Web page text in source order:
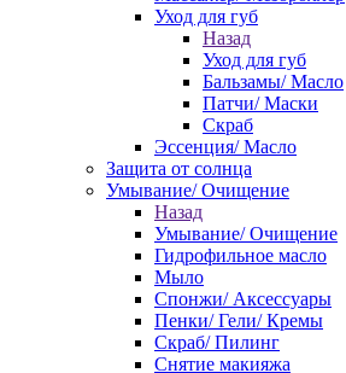
Уход для губ
Назад
Уход для губ
Бальзамы/ Масло
Патчи/ Маски
Скраб
Эссенция/ Масло
Защита от солнца
Умывание/ Очищение
Назад
Умывание/ Очищение
Гидрофильное масло
Мыло
Спонжи/ Аксессуары
Пенки/ Гели/ Кремы
Скраб/ Пилинг
Снятие макияжа